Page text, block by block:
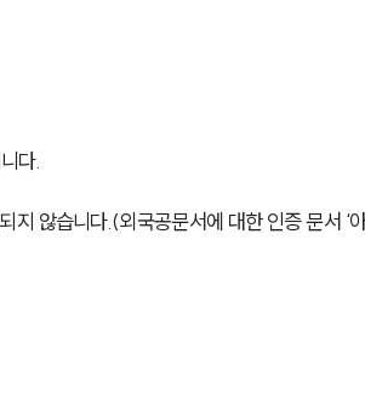
다.
지 않습니다.(외국공문서에 대한 인증 문서 ‘